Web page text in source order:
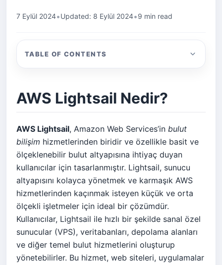
7 Eylül 2024•Updated: 8 Eylül 2024•9 min read
TABLE OF CONTENTS
AWS Lightsail Nedir?
AWS Lightsail, Amazon Web Services’in bulut
bilişim hizmetlerinden biridir ve özellikle basit ve
ölçeklenebilir bulut altyapısına ihtiyaç duyan
kullanıcılar için tasarlanmıştır. Lightsail, sunucu
altyapısını kolayca yönetmek ve karmaşık AWS
hizmetlerinden kaçınmak isteyen küçük ve orta
ölçekli işletmeler için ideal bir çözümdür.
Kullanıcılar, Lightsail ile hızlı bir şekilde sanal özel
sunucular (VPS), veritabanları, depolama alanları
ve diğer temel bulut hizmetlerini oluşturup
yönetebilirler. Bu hizmet, web siteleri, uygulamalar